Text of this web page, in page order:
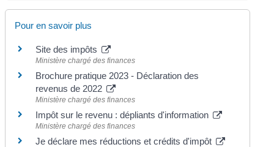
Pour en savoir plus
Site des impôts
Ministère chargé des finances
Brochure pratique 2023 - Déclaration des
revenus de 2022
Ministère chargé des finances
Impôt sur le revenu : dépliants d'information
Ministère chargé des finances
Je déclare mes réductions et crédits d'impôt